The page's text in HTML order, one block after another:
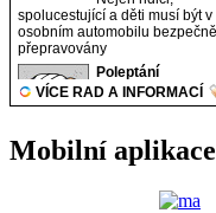
Mobilní aplikace